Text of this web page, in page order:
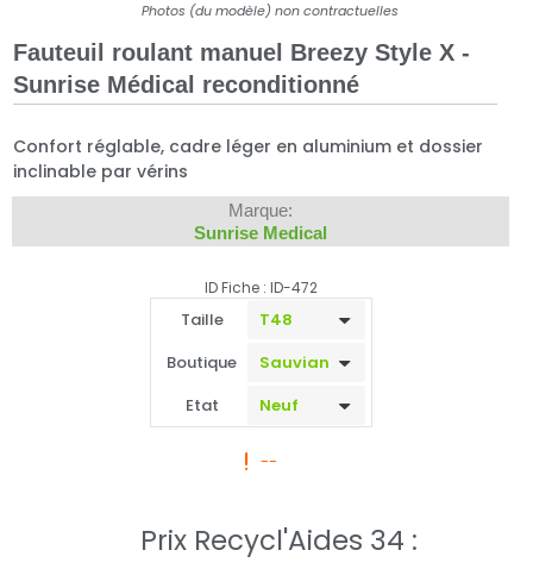
Photos (du modèle) non contractuelles
Fauteuil roulant manuel Breezy Style X -
Sunrise Médical reconditionné
Confort réglable, cadre léger en aluminium et dossier
inclinable par vérins
Marque:
Sunrise Medical
ID Fiche : ID-472
Taille
Boutique
Etat
--
Prix Recycl'Aides 34 :